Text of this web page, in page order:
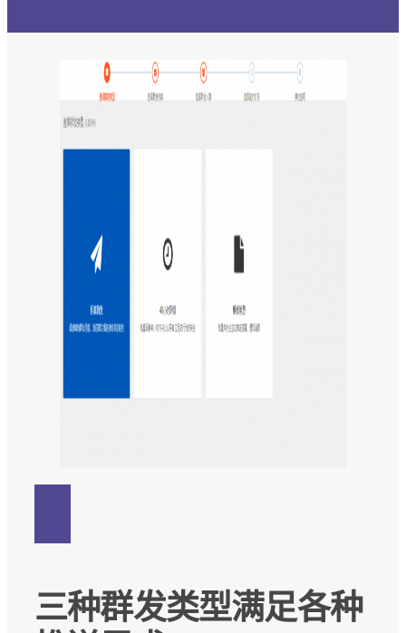
三种群发类型满足各种